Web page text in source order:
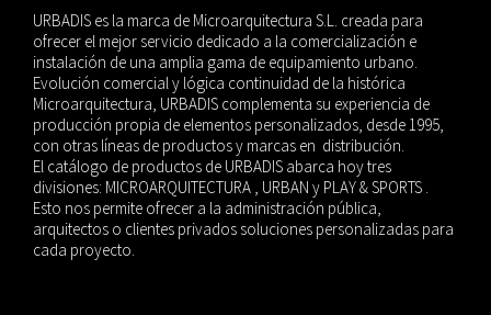
URBADIS es la marca de Microarquitectura S.L. creada para
ofrecer el mejor servicio dedicado a la comercialización e
instalación de una amplia gama de equipamiento urbano.
Evolución comercial y lógica continuidad de la histórica
Microarquitectura, URBADIS complementa su experiencia de
producción propia de elementos personalizados, desde 1995,
con otras líneas de productos y marcas en distribución.
El catálogo de productos de URBADIS abarca hoy tres
divisiones: MICROARQUITECTURA , URBAN y PLAY & SPORTS .
Esto nos permite ofrecer a la administración pública,
arquitectos o clientes privados soluciones personalizadas para
cada proyecto.